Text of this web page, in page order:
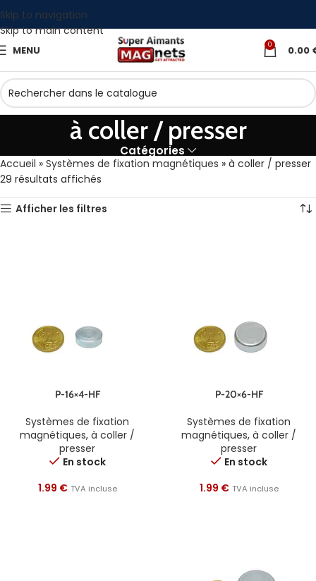
Skip to navigation
Skip to main content
MENU 0 0.00
à coller / presser
Catégories
Accueil » Systèmes de fixation magnétiques » à coller / presser
29 résultats affichés
Afficher les filtres
P-16×4-HF
Systèmes de fixation
magnétiques, à coller /
presser
En stock
1.99 € TVA incluse
P-20×6-HF
Systèmes de fixation
magnétiques, à coller /
presser
En stock
1.99 € TVA incluse